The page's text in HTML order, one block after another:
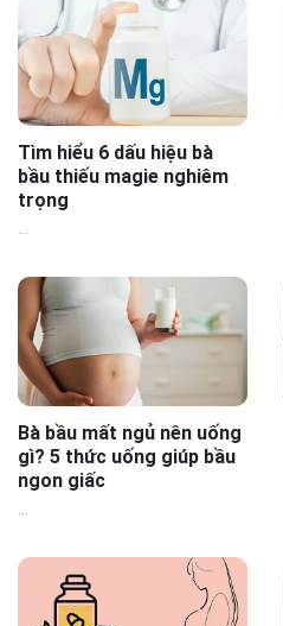
Tìm hiểu 6 dấu hiệu bà
bầu thiếu magie nghiêm
trọng
Bà bầu mất ngủ nên uống
gì? 5 thức uống giúp bầu
ngon giấc
...